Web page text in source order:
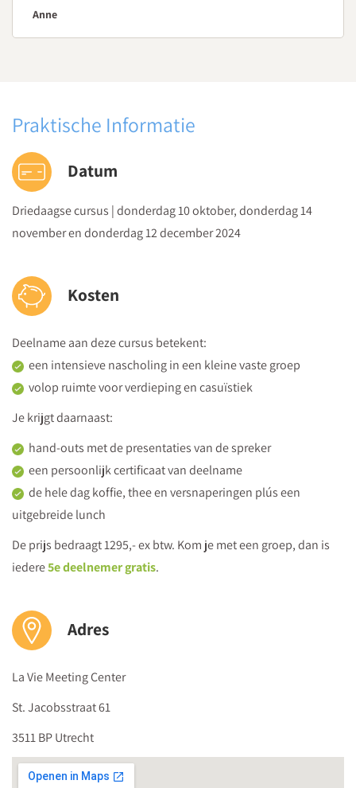
Met welke interventies versterk je de groeimindset van je
leerlingen?
om te zetten naar positieve gedachten?
De cursusdagen zijn praktisch van aard, er is ruimte voor
intervisie en je gaat actief aan de slag met de theorie. Tussen
de cursusdagen krijg je een opdracht om in je klas mee te
huiswerkopdrachten hebt gedaan, ontvang je na afloop hetr
certificaat 'Positieve leraar'.
Urenverdeling naar inhoud:
Contacttijd
Literatuurstudie en opdrachten op school
3 uur
Anne
Praktische Informatie
Datum
Driedaagse cursus | donderdag 10 oktober, donderdag 14
november en donderdag 12 december 2024
Kosten
Deelname aan deze cursus betekent:
een intensieve nascholing in een kleine vaste groep
volop ruimte voor verdieping en casuïstiek
Je krijgt daarnaast:
hand-outs met de presentaties van de spreker
een persoonlijk certificaat van deelname
de hele dag koffie, thee en versnaperingen plús een
uitgebreide lunch
De prijs bedraagt 1295,- ex btw. Kom je met een groep, dan is
iedere5e deelnemer gratis.
Adres
La Vie Meeting Center
St. Jacobsstraat 61
3511 BP Utrecht